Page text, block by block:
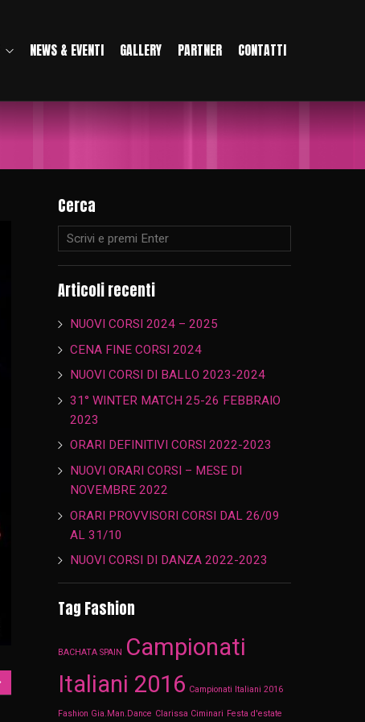
NEWS & EVENTI GALLERY PARTNER CONTATTI
Cerca
Articoli recenti
NUOVI CORSI 2024 – 2025
CENA FINE CORSI 2024
NUOVI CORSI DI BALLO 2023-2024
31° WINTER MATCH 25-26 FEBBRAIO
2023
ORARI DEFINITIVI CORSI 2022-2023
NUOVI ORARI CORSI – MESE DI
NOVEMBRE 2022
ORARI PROVVISORI CORSI DAL 26/09
AL 31/10
NUOVI CORSI DI DANZA 2022-2023
Tag Fashion
BACHATA SPAIN Campionati
Italiani 2016 Campionati Italiani 2016
Fashion Gia.Man.Dance Clarissa Ciminari Festa d'estate